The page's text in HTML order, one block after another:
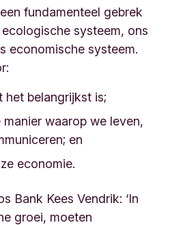
fundamenteel gebrek
systeem, ons
economische systeem.
het belangrijkst is;
waarop we leven,
en
economie.
Bank Kees Vendrik: ‘In
groei, moeten